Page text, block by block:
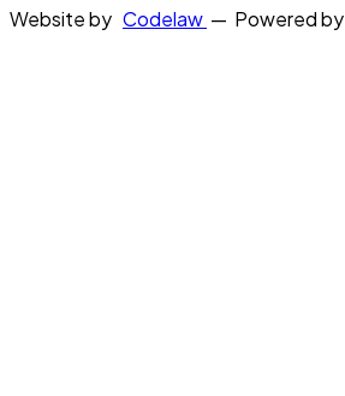
Website by Codelaw — Powered by